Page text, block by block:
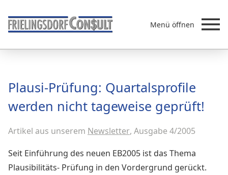
Menü öffnen
Beratung
Akademie
MVZ/Ärztenetze
Über uns
Newsletter & Presse
Plausi-Prüfung: Quartalsprofile
werden nicht tageweise geprüft!
Artikel aus unserem Newsletter, Ausgabe 4/2005
Seit Einführung des neuen EB2005 ist das Thema
Plausibilitäts- Prüfung in den Vordergrund gerückt.